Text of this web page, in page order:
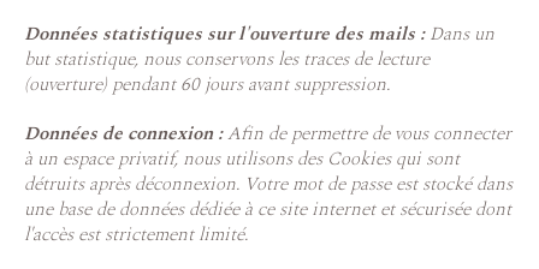
Données statistiques sur l'ouverture des mails :Dans un
but statistique, nous conservons les traces de lecture
(ouverture) pendant 60 jours avant suppression.
Données de connexion :Afin de permettre de vous connecter
à un espace privatif, nous utilisons des Cookies qui sont
détruits après déconnexion. Votre mot de passe est stocké dans
une base de données dédiée à ce site internet et sécurisée dont
l'accès est strictement limité.